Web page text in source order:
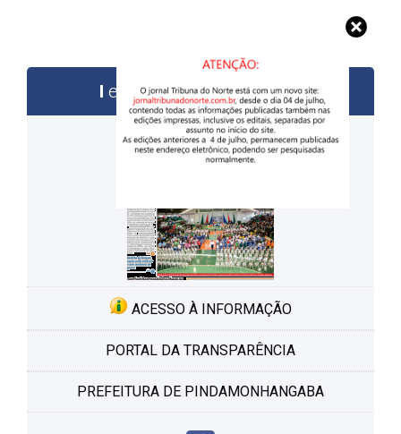
edições anteriores
ACESSO À INFORMAÇÃO
PORTAL DA TRANSPARÊNCIA
PREFEITURA DE PINDAMONHANGABA